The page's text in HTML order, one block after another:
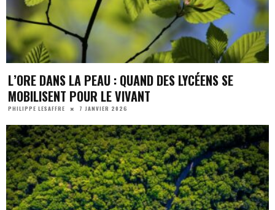
L’ORE DANS LA PEAU : QUAND DES LYCÉENS SE
MOBILISENT POUR LE VIVANT
PHILIPPE LESAFFRE 7 JANVIER 2026